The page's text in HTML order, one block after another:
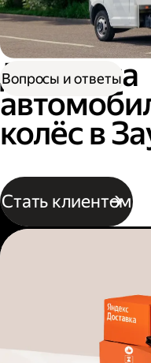
Доставка
колёс в
Стать клиентом
Вопросы и ответы